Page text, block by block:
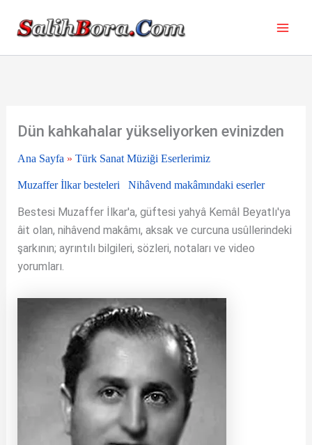
Dün kahkahalar yükseliyorken evinizden
Ana Sayfa » Türk Sanat Müziği Eserlerimiz
Muzaffer İlkar besteleri Nihâvend makâmındaki eserler
Bestesi Muzaffer İlkar'a, güftesi yahyâ Kemâl Beyatlı'ya
âit olan, nihâvend makâmı, aksak ve curcuna usûllerindeki
şarkının; ayrıntılı bilgileri, sözleri, notaları ve video
yorumları.